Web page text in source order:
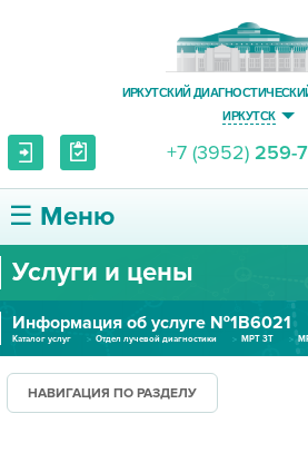
ИРКУТСКИЙ
ИРКУТСК
+7 (3952) 259-
☰ Меню
О ЦЕНТРЕ
УСЛУГИ И ЦЕНЫ
ПАЦИЕНТУ
Услуги и цены
Информация об услуге №1В6021
Каталог услуг Отдел лучевой диагностики МРТ 3Т
НАВИГАЦИЯ ПО РАЗДЕЛУ